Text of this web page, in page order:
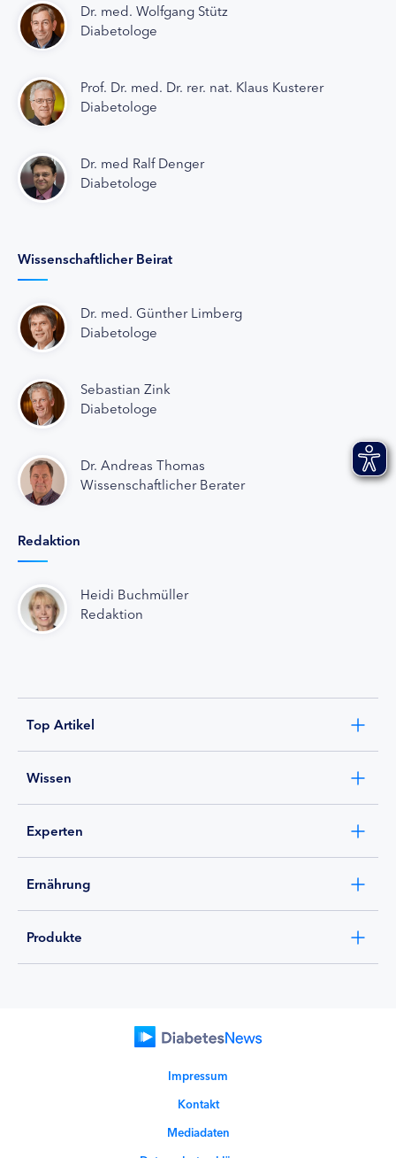
Dr. med. Wolfgang Stütz
Diabetologe
Prof. Dr. med. Dr. rer. nat. Klaus Kusterer
Diabetologe
Dr. med Ralf Denger
Diabetologe
Wissenschaftlicher Beirat
Dr. med. Günther Limberg
Diabetologe
Sebastian Zink
Diabetologe
Dr. Andreas Thomas
Wissenschaftlicher Berater
Redaktion
Heidi Buchmüller
Redaktion
Top Artikel
Wissen
Experten
Ernährung
Produkte
Impressum
Kontakt
Mediadaten